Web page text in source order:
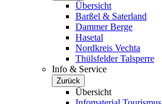
Übersicht
Barßel & Saterland
Dammer Berge
Hasetal
Nordkreis Vechta
Thülsfelder Talsperre
Info & Service
Zurück
Übersicht